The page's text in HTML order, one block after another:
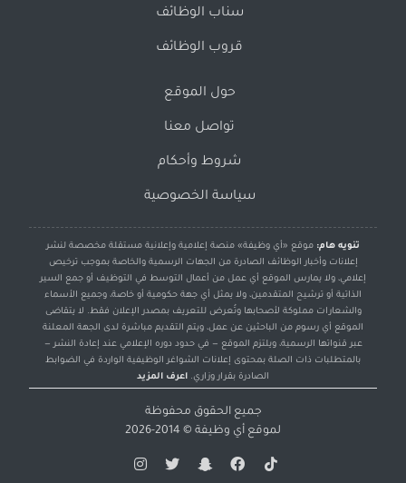
سناب الوظائف
قروب الوظائف
حول الموقع
تواصل معنا
شروط وأحكام
سياسة الخصوصية
تنويه هام: موقع «أي وظيفة» منصة إعلامية وإعلانية مستقلة مخصصة لنشر
إعلانات وأخبار الوظائف الصادرة من الجهات الرسمية والخاصة بموجب ترخيص
إعلامي، ولا يمارس الموقع أي عمل من أعمال التوسط في التوظيف أو جمع السير
الذاتية أو ترشيح المتقدمين، ولا يمثل أي جهة حكومية أو خاصة، وجميع الأسماء
والشعارات مملوكة لأصحابها وتُعرض للتعريف بمصدر الإعلان فقط. لا يتقاضى
الموقع أي رسوم من الباحثين عن عمل، ويتم التقديم مباشرة لدى الجهة المعلنة
عبر قنواتها الرسمية، ويلتزم الموقع — في حدود دوره الإعلامي عند إعادة النشر —
بالمتطلبات ذات الصلة بمحتوى إعلانات الشواغر الوظيفية الواردة في الضوابط
الصادرة بقرار وزاري. اعرف المزيد
جميع الحقوق محفوظة
لموقع أي وظيفة © 2014-2026